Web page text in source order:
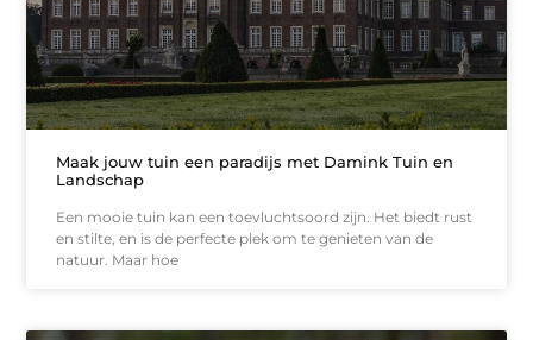
Maak jouw tuin een paradijs met Damink Tuin en
Landschap
Een mooie tuin kan een toevluchtsoord zijn. Het biedt rust
en stilte, en is de perfecte plek om te genieten van de
natuur. Maar hoe